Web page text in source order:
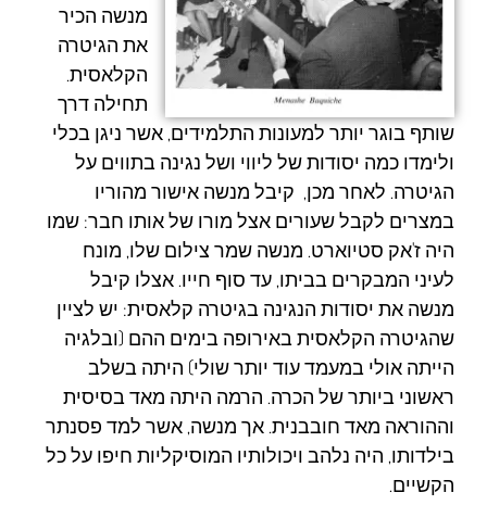
מנשה הכיר
את הגיטרה
הקלאסית.
תחילה דרך
שותף בוגר יותר למעונות התלמידים, אשר ניגן בכלי
ולימדו כמה יסודות של ליווי ושל נגינה בתווים על
הגיטרה. לאחר מכן, קיבל מנשה אישור מהוריו
במצרים לקבל שעורים אצל מורו של אותו חבר: שמו
היה ז'אק סטיוארט. מנשה שמר צילום שלו, מונח
לעיני המבקרים בביתו, עד סוף חייו. אצלו קיבל
מנשה את יסודות הנגינה בגיטרה קלאסית: יש לציין
שהגיטרה הקלאסית באירופה בימים ההם (ובלגיה
הייתה אולי במעמד עוד יותר שולי) היתה בשלב
ראשוני ביותר של הכרה. הרמה היתה מאד בסיסית
וההוראה מאד חובבנית. אך מנשה, אשר למד פסנתר
בילדותו, היה נלהב ויכולותיו המוסיקליות חיפו על כל
הקשיים.